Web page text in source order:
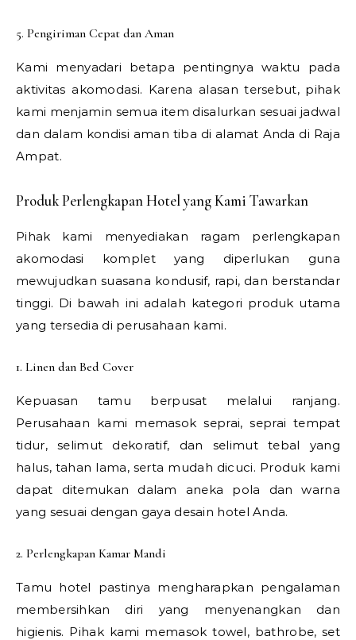
5. Pengiriman Cepat dan Aman
Kami menyadari betapa pentingnya waktu pada
aktivitas akomodasi. Karena alasan tersebut, pihak
kami menjamin semua item disalurkan sesuai jadwal
dan dalam kondisi aman tiba di alamat Anda di Raja
Ampat.
Produk Perlengkapan Hotel yang Kami Tawarkan
Pihak kami menyediakan ragam perlengkapan
akomodasi komplet yang diperlukan guna
mewujudkan suasana kondusif, rapi, dan berstandar
tinggi. Di bawah ini adalah kategori produk utama
yang tersedia di perusahaan kami.
1. Linen dan Bed Cover
Kepuasan tamu berpusat melalui ranjang.
Perusahaan kami memasok seprai, seprai tempat
tidur, selimut dekoratif, dan selimut tebal yang
halus, tahan lama, serta mudah dicuci. Produk kami
dapat ditemukan dalam aneka pola dan warna
yang sesuai dengan gaya desain hotel Anda.
2. Perlengkapan Kamar Mandi
Tamu hotel pastinya mengharapkan pengalaman
membersihkan diri yang menyenangkan dan
higienis. Pihak kami memasok towel, bathrobe, set